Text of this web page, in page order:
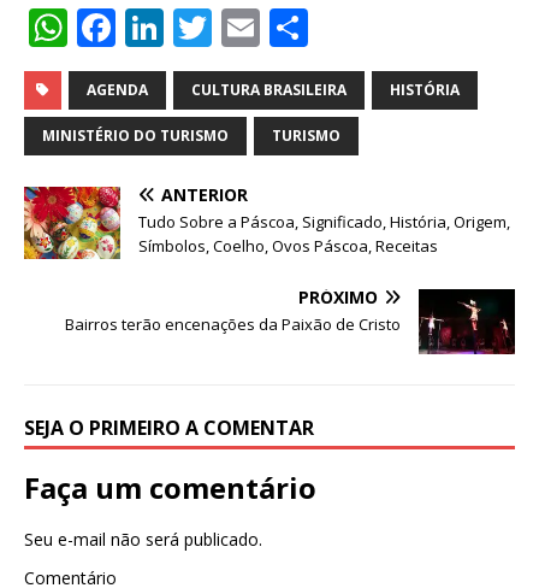
W
h
at
s
A
p
p
F
a
c
e
b
o
o
Li
n
k
e
dI
n
T
w
it
te
r
E
m
ai
l
h
ar
e
AGENDA CULTURA BRASILEIRA HISTÓRIA
MINISTÉRIO DO TURISMO TURISMO
ANTERIOR
Tudo Sobre a Páscoa, Significado, História, Origem,
Símbolos, Coelho, Ovos Páscoa, Receitas
PRÓXIMO
Bairros terão encenações da Paixão de Cristo
SEJA O PRIMEIRO A COMENTAR
Faça um comentário
Seu e-mail não será publicado.
Comentário